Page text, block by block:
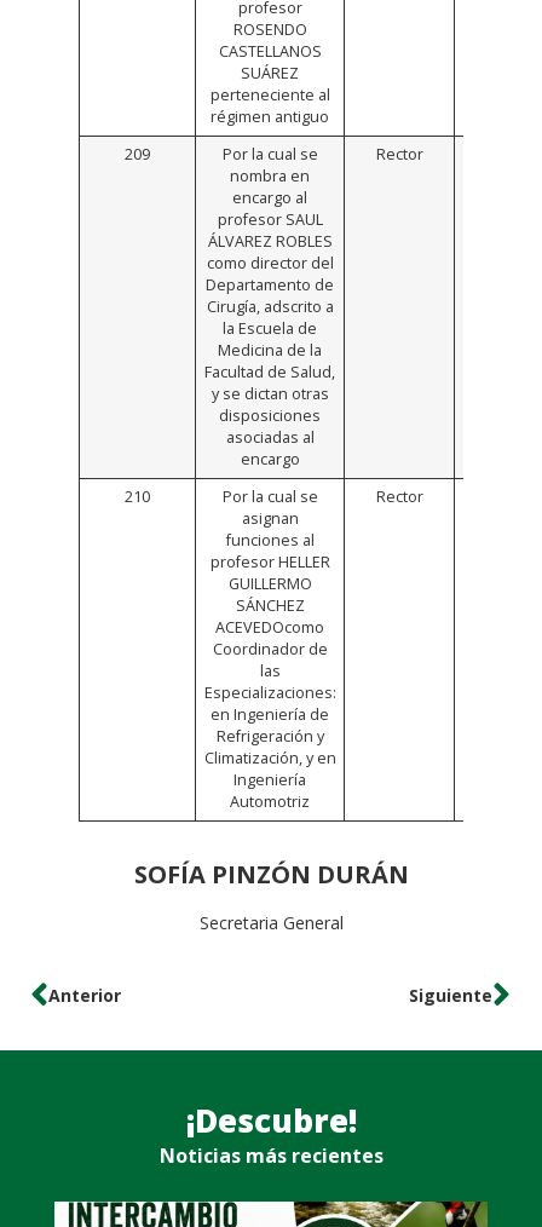
profesor
ROSENDO
CASTELLANOS
SUÁREZ
perteneciente al
régimen antiguo
209
Por la cual se
nombra en
encargo al
profesor SAUL
ÁLVAREZ ROBLES
como director del
Departamento de
Cirugía, adscrito a
la Escuela de
Medicina de la
Facultad de Salud,
y se dictan otras
disposiciones
asociadas al
encargo
Rector
210
Por la cual se
asignan
funciones al
profesor HELLER
GUILLERMO
SÁNCHEZ
ACEVEDOcomo
Coordinador de
las
Especializaciones:
en Ingeniería de
Refrigeración y
Climatización, y en
Ingeniería
Automotriz
Rector
SOFÍA PINZÓN DURÁN
Secretaria General
Anterior Siguiente
¡Descubre!
Noticias más recientes